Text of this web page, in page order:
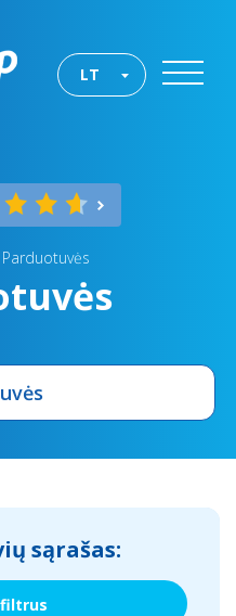
LT
Parduotuvės
sąrašas: